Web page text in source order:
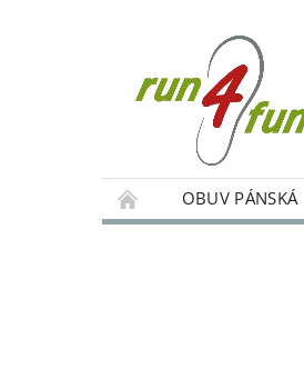
OBUV PÁNSKÁ